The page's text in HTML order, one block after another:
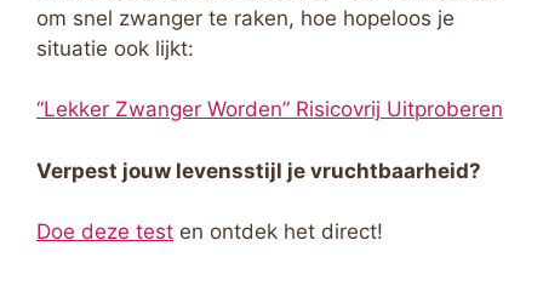
om snel zwanger te raken, hoe hopeloos je
situatie ook lijkt:
“Lekker Zwanger Worden” Risicovrij Uitproberen
Verpest jouw levensstijl je vruchtbaarheid?
Doe deze test en ontdek het direct!